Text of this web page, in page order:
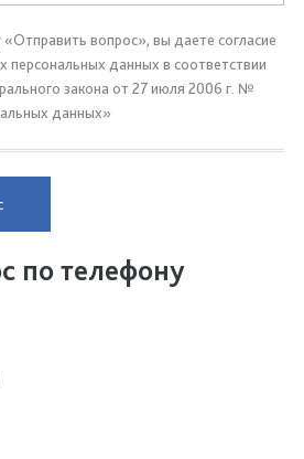
вопрос», вы даете согласие
персональных данных в соответствии
закона от 27 июля 2006 г. №
данных»
по телефону